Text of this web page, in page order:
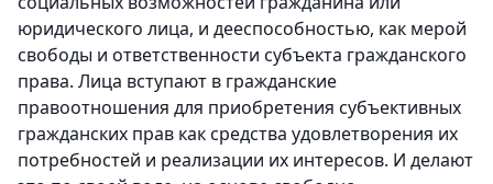
юридического лица, и дееспособностью, как мерой
свободы и ответственности субъекта гражданского
права. Лица вступают в гражданские
правоотношения для приобретения субъективных
гражданских прав как средства удовлетворения их
потребностей и реализации их интересов. И делают